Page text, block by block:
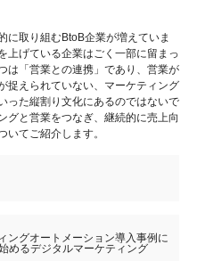
に取り組むBtoB企業が増えていま
上げている企業はごく一部に留まっ
は「営業との連携」であり、営業が
捉えられていない、マーケティング
った縦割り文化にあるのではないで
グと営業をつなぎ、継続的に売上向
いてご紹介します。
ングオートメーション導入事例に
めるデジタルマーケティング